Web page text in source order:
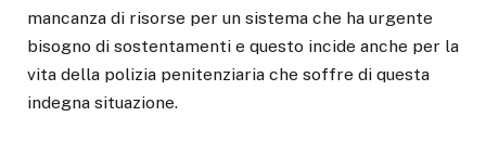
mancanza di risorse per un sistema che ha urgente
bisogno di sostentamenti e questo incide anche per la
vita della polizia penitenziaria che soffre di questa
indegna situazione.